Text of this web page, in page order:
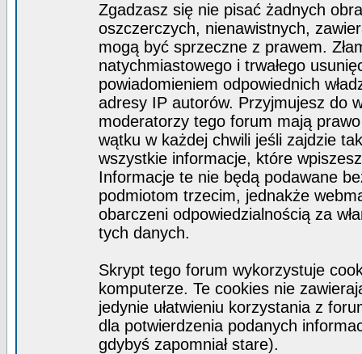
Zgadzasz się nie pisać żadnych
oszczerczych, nienawistnych,
mogą być sprzeczne z prawem.
natychmiastowego i trwałego
powiadomieniem odpowiednich
adresy IP autorów. Przyjmujesz do
moderatorzy tego forum mają
wątku w każdej chwili jeśli zajdzie
wszystkie informacje, które
Informacje te nie będą podawane
podmiotom trzecim, jednakże
obarczeni odpowiedzialnością za
tych danych.
Skrypt tego forum wykorzystuje
komputerze. Te cookies nie
jedynie ułatwieniu korzystania z
dla potwierdzenia podanych
gdybyś zapomniał stare).